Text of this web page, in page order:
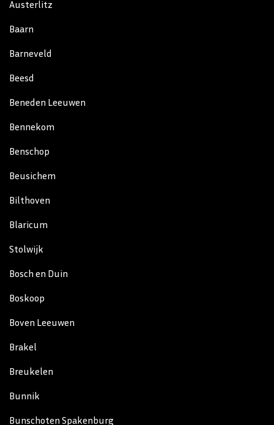
Austerlitz
Baarn
Barneveld
Beesd
Beneden Leeuwen
Bennekom
Benschop
Beusichem
Bilthoven
Blaricum
Stolwijk
Bosch en Duin
Boskoop
Boven Leeuwen
Brakel
Breukelen
Bunnik
Bunschoten Spakenburg